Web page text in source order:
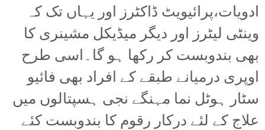
ادویات،پرائیویٹ ڈاکٹرز اور یہاں تک کہ
وینٹی لیٹرز اور دیگر میڈیکل مشینری کا
بھی بندوبست کر رکھا ہو گا۔اسی طرح
اوپری درمیانے طبقے کے افراد بھی فائیو
سٹار ہوٹل نما مہنگے نجی ہسپتالوں میں
علاج کے لئے درکار رقوم کا بندوبست کئے